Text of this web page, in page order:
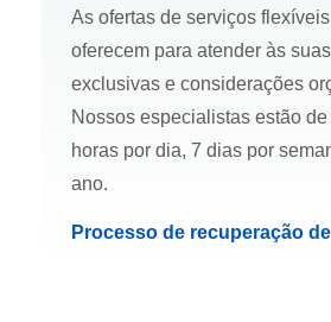
As ofertas de serviços
oferecem para atender às
exclusivas e considerações
Nossos especialistas estão
horas por dia, 7 dias por
ano.
Processo de recuperação